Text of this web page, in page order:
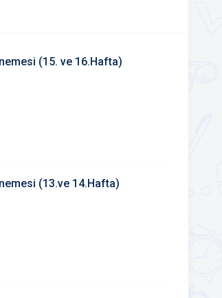
(15. ve 16.Hafta)
(13.ve 14.Hafta)